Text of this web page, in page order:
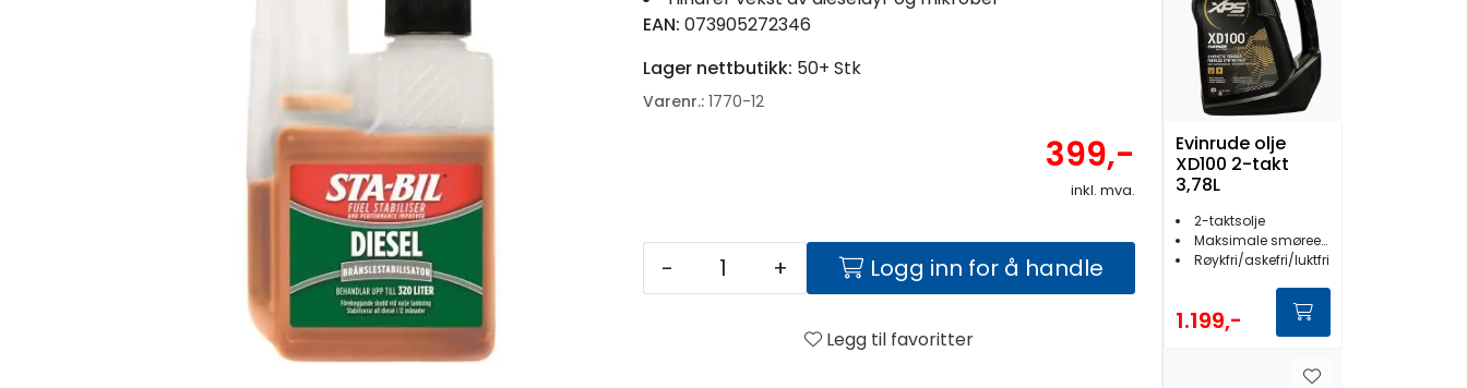
EAN: 073905272346
Lager nettbutikk: 50+ Stk
Varenr.: 1770-12
399,-
inkl. mva.
- + Logg inn for å handle
Legg til favoritter
Evinrude olje
XD100 2-takt
3,78L
2-taktsolje
Maksimale smøreegenskaper
Røykfri/askefri/luktfri
1.199,-